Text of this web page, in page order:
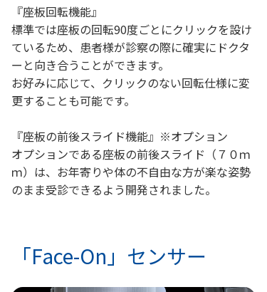
『座板回転機能』
標準では座板の回転90度ごとにクリックを設け
ているため、患者様が診察の際に確実にドクタ
ーと向き合うことができます。
お好みに応じて、クリックのない回転仕様に変
更することも可能です。
『座板の前後スライド機能』※オプション
オプションである座板の前後スライド（７０ｍ
ｍ）は、お年寄りや体の不自由な方が楽な姿勢
のまま受診できるよう開発されました。
「Face-On」センサー